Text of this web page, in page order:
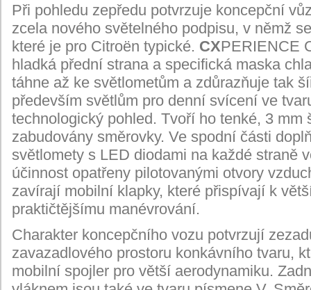
Při pohledu zepředu potvrzuje koncepční
zcela nového světelného podpisu, v němž
které je pro Citroën typické. CXPERIENCE
hladká přední strana a specifická maska
táhne až ke světlometům a zdůrazňuje tak
především světlům pro denní svícení ve
technologický pohled. Tvoří ho tenké, 3 mm
zabudovány směrovky. Ve spodní části
světlomety s LED diodami na každé straně
účinnost opatřeny pilotovanými otvory
zavírají mobilní klapky, které přispívají k
praktičtějšímu manévrování.
Charakter koncepčního vozu potvrzují
zavazadlového prostoru konkávního tvaru,
mobilní spojler pro větší aerodynamiku.